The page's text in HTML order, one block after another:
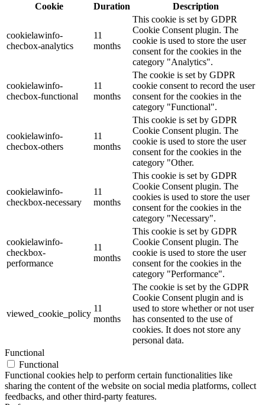
Cookie
Duration Description
cookielawinfo-
checbox-analytics
11
months
This cookie is set by GDPR
Cookie Consent plugin. The
cookie is used to store the user
consent for the cookies in the
category "Analytics".
cookielawinfo-
checbox-functional
11
months
The cookie is set by GDPR
cookie consent to record the user
consent for the cookies in the
category "Functional".
cookielawinfo-
checbox-others
11
months
This cookie is set by GDPR
Cookie Consent plugin. The
cookie is used to store the user
consent for the cookies in the
category "Other.
cookielawinfo-
checkbox-necessary
11
months
This cookie is set by GDPR
Cookie Consent plugin. The
cookies is used to store the user
consent for the cookies in the
category "Necessary".
cookielawinfo-
checkbox-
performance
11
months
This cookie is set by GDPR
Cookie Consent plugin. The
cookie is used to store the user
consent for the cookies in the
category "Performance".
viewed_cookie_policy
11
months
The cookie is set by the GDPR
Cookie Consent plugin and is
used to store whether or not user
has consented to the use of
cookies. It does not store any
personal data.
Functional
Functional
Functional cookies help to perform certain functionalities like
sharing the content of the website on social media platforms, collect
feedbacks, and other third-party features.